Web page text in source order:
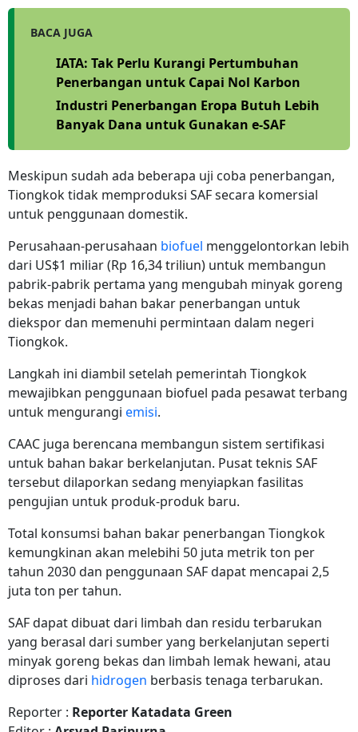
BACA JUGA
IATA: Tak Perlu Kurangi Pertumbuhan
Penerbangan untuk Capai Nol Karbon
Industri Penerbangan Eropa Butuh Lebih
Banyak Dana untuk Gunakan e-SAF
Meskipun sudah ada beberapa uji coba penerbangan,
Tiongkok tidak memproduksi SAF secara komersial
untuk penggunaan domestik.
Perusahaan-perusahaan biofuel menggelontorkan lebih
dari US$1 miliar (Rp 16,34 triliun) untuk membangun
pabrik-pabrik pertama yang mengubah minyak goreng
bekas menjadi bahan bakar penerbangan untuk
diekspor dan memenuhi permintaan dalam negeri
Tiongkok.
Langkah ini diambil setelah pemerintah Tiongkok
mewajibkan penggunaan biofuel pada pesawat terbang
untuk mengurangi emisi.
CAAC juga berencana membangun sistem sertifikasi
untuk bahan bakar berkelanjutan. Pusat teknis SAF
tersebut dilaporkan sedang menyiapkan fasilitas
pengujian untuk produk-produk baru.
Total konsumsi bahan bakar penerbangan Tiongkok
kemungkinan akan melebihi 50 juta metrik ton per
tahun 2030 dan penggunaan SAF dapat mencapai 2,5
juta ton per tahun.
SAF dapat dibuat dari limbah dan residu terbarukan
yang berasal dari sumber yang berkelanjutan seperti
minyak goreng bekas dan limbah lemak hewani, atau
diproses dari hidrogen berbasis tenaga terbarukan.
Reporter : Reporter Katadata Green